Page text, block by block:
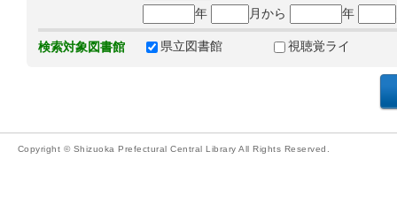
年
月から 年
検索対象図書館 県立図書館 視聴覚ライ
Copyright © Shizuoka Prefectural Central Library All Rights Reserved.